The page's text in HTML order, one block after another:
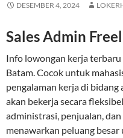
DESEMBER 4, 2024
Sales Admin
Info lowongan kerja terbaru
Batam. Cocok untuk
pengalaman kerja di
akan bekerja secara
administrasi, penjualan,
menawarkan peluang